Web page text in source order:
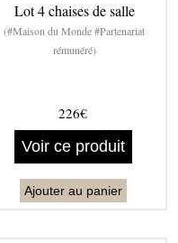
Lot 4 chaises de salle
(#Maison du Monde #Partenariat
rémunéré)
226€
Voir ce produit
Ajouter au panier